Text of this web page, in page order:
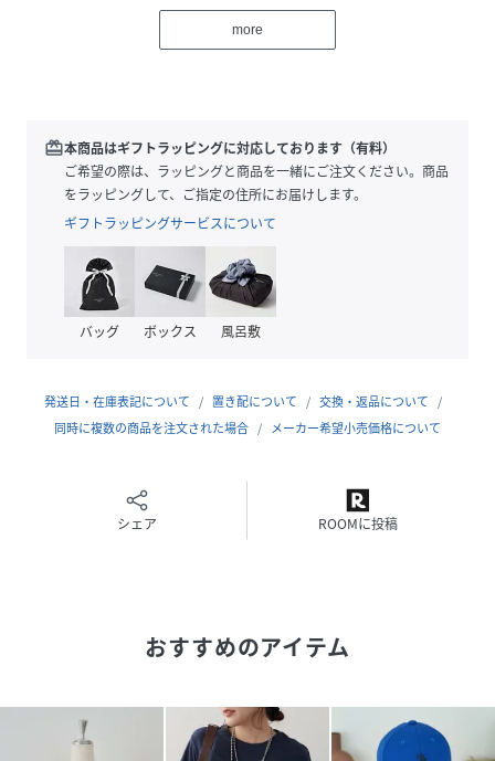
いただける一着です
・シアーカーディガンやオーバーシャツのインナーとしても
＝＝＝＝＝＝＝＝＝＝＝＝＝＝＝＝＝＝
透け感：オフ、ボーダーのみややあり
裏地：なし
伸縮性：ややあり
・お気に入り登録した商品はメニューの「♡お気に入り」ボ
タンから、一覧表示することが出来ます。
「♡」をタップしてください。
・新商品やお得な情報をいち早くcheckする事が出来ます。
・スタッフコーディネートや店舗ごとのブログをお楽しみ頂
more
redeem本商品はギフトラッピングに対応しております（有料）
ご希望の際は、ラッピングと商品を一緒にご注文ください。商品
をラッピングして、ご指定の住所にお届けします。
ギフトラッピングサービスについて
バッグ ボックス 風呂敷
発送日・在庫表記について 置き配について
交換・返品について
同時に複数の商品を注文された場合
メーカー希望小売価格について
シェア ROOMに投稿
おすすめのアイテム